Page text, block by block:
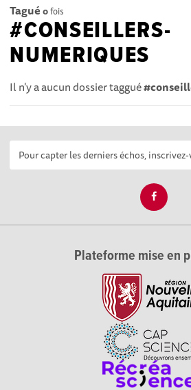
Tagué 0fois
#CONSEILLERS-
NUMERIQUES
Il n'y a aucun dossier taggué
Plateforme mise en